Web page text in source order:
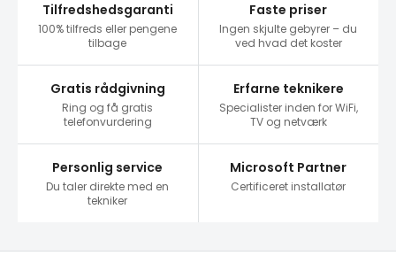
Tilfredshedsgaranti
100% tilfreds eller pengene
tilbage
Faste priser
Ingen skjulte gebyrer – du
ved hvad det koster
Gratis rådgivning
Ring og få gratis
telefonvurdering
Erfarne teknikere
Specialister inden for WiFi,
TV og netværk
Personlig service
Du taler direkte med en
tekniker
Microsoft Partner
Certificeret installatør